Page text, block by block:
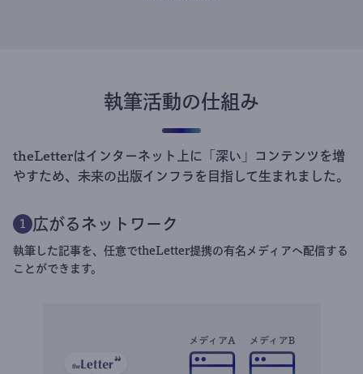
執筆活動の仕組み
theLetterはインターネット上に「深い」コンテンツを増
やすため、未来の出版インフラを目指して生まれました。
1 広がるネットワーク
執筆した記事を、任意でtheLetter提携の有名メディアへ配信する
ことができます。